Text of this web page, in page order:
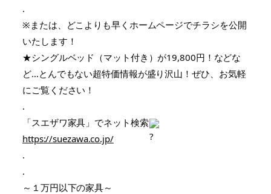
.
※または、どこよりも早くホームページでチラシを公開
いたします！
★シングルベッド（マット付き）が19,800円！などな
ど…とんでもない超特価情報が盛り沢山！ぜひ、お気軽
にご覧ください！
.
「スエザワ家具」でネット検索
https://suezawa.co.jp/
.
.
～１万円以下の家具～